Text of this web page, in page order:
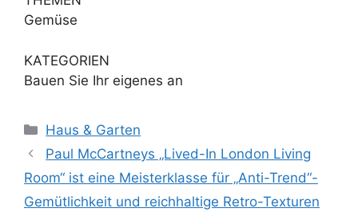
Gemüse
KATEGORIEN
Bauen Sie Ihr eigenes an
Kategorien
Haus & Garten
Paul McCartneys „Lived-In London Living
Room“ ist eine Meisterklasse für „Anti-Trend“-
Gemütlichkeit und reichhaltige Retro-Texturen